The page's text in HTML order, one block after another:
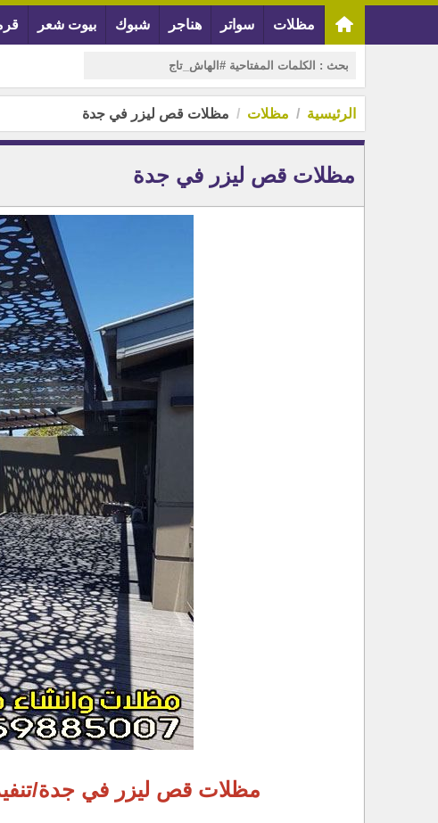
مظلات سواتر هناجر شبوك بيوت شعر
الرئيسية مظلات مظلات قص ليزر في جدة
مظلات قص ليزر في جدة
مظلات قص ليزر في جدة/